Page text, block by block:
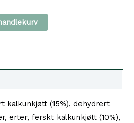
149 kr
kalkunkjøtt (15%), dehydrert
erter, ferskt kalkunkjøtt (10%),